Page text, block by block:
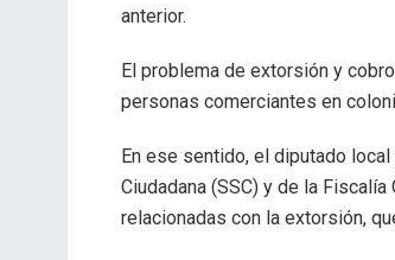
anterior.
El problema de extorsión y
personas comerciantes en
En ese sentido, el diputado
Ciudadana (SSC) y de la
relacionadas con la extorsión,